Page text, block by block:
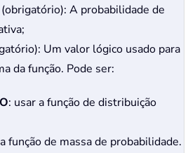
(obrigatório): A probabilidade de
Um valor lógico usado para
da função. Pode ser:
: usar a função de distribuição
função de massa de probabilidade.